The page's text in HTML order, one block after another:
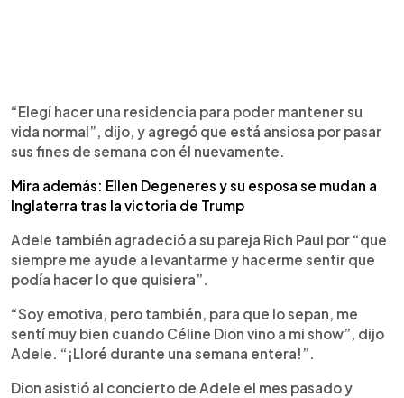
“Elegí hacer una residencia para poder mantener su
vida normal”, dijo, y agregó que está ansiosa por pasar
sus fines de semana con él nuevamente.
Mira además: Ellen Degeneres y su esposa se mudan a
Inglaterra tras la victoria de Trump
Adele también agradeció a su pareja Rich Paul por “que
siempre me ayude a levantarme y hacerme sentir que
podía hacer lo que quisiera”.
“Soy emotiva, pero también, para que lo sepan, me
sentí muy bien cuando Céline Dion vino a mi show”, dijo
Adele. “¡Lloré durante una semana entera!”.
Dion asistió al concierto de Adele el mes pasado y